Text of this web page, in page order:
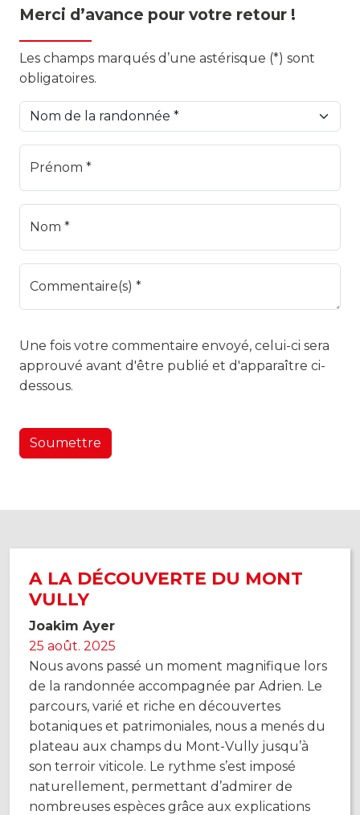
Merci d’avance pour votre retour !
Les champs marqués d’une astérisque (*) sont
obligatoires.
Prénom *
Nom *
Commentaire(s) *
Une fois votre commentaire envoyé, celui-ci sera
approuvé avant d'être publié et d'apparaître ci-
dessous.
Soumettre
A LA DÉCOUVERTE DU MONT
VULLY
Joakim Ayer
25 août. 2025
Nous avons passé un moment magnifique lors
de la randonnée accompagnée par Adrien. Le
parcours, varié et riche en découvertes
botaniques et patrimoniales, nous a menés du
plateau aux champs du Mont-Vully jusqu’à
son terroir viticole. Le rythme s’est imposé
naturellement, permettant d’admirer de
nombreuses espèces grâce aux explications